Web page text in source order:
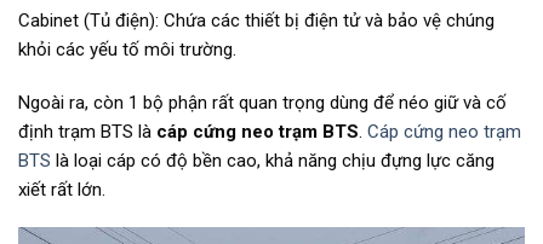
Cabinet (Tủ điện): Chứa các thiết bị điện tử và bảo vệ chúng
khỏi các yếu tố môi trường.
Ngoài ra, còn 1 bộ phận rất quan trọng dùng để néo giữ và cố
định trạm BTS là cáp cứng neo trạm BTS Cáp cứng neo trạm
BTS là loại cáp có độ bền cao, khả năng chịu đựng lực căng
xiết rất lớn.